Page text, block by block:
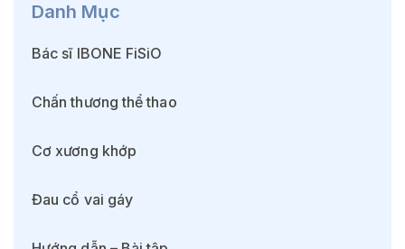
Danh Mục
Bác sĩ IBONE FiSiO
Chấn thương thể thao
Cơ xương khớp
Đau cổ vai gáy